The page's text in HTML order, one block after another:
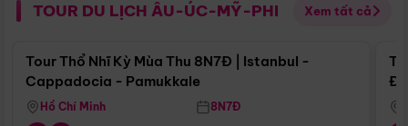
TOUR DU LỊCH ÂU-ÚC-MỸ-PHI Xem tất cả
Điểm nổi bật
Tour Thổ Nhĩ Kỳ Mùa Thu 8N7Đ | Istanbul -
Cappadocia - Pamukkale
Hồ Chí Minh 8N7Đ